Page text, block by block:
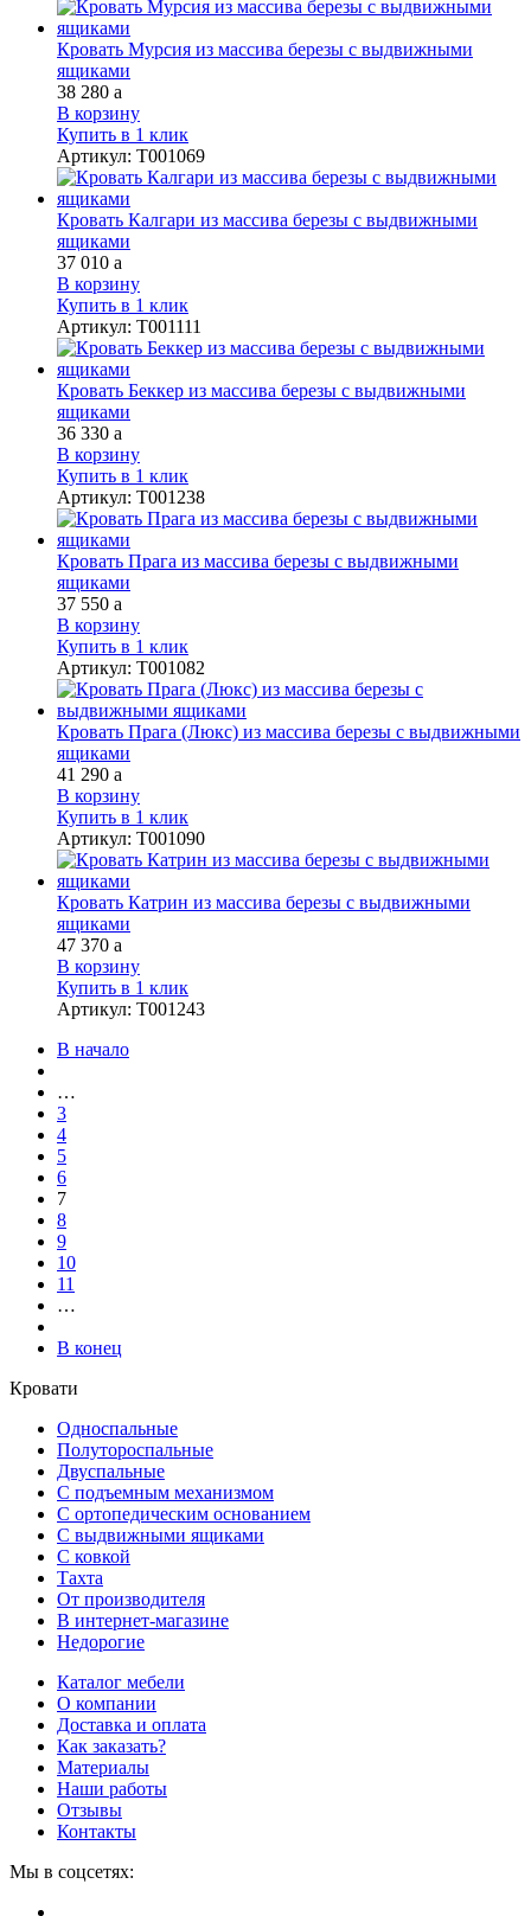
Кровать Мурсия из массива березы с выдвижными
ящиками
38 280 a
В корзину
Купить в 1 клик
Артикул: Т001069
Кровать Калгари из массива березы с выдвижными
ящиками
37 010 a
В корзину
Купить в 1 клик
Артикул: Т001111
Кровать Беккер из массива березы с выдвижными
ящиками
36 330 a
В корзину
Купить в 1 клик
Артикул: Т001238
Кровать Прага из массива березы с выдвижными
ящиками
37 550 a
В корзину
Купить в 1 клик
Артикул: Т001082
Кровать Прага (Люкс) из массива березы с выдвижными
ящиками
41 290 a
В корзину
Купить в 1 клик
Артикул: Т001090
Кровать Катрин из массива березы с выдвижными
ящиками
47 370 a
В корзину
Купить в 1 клик
Артикул: Т001243
В начало
…
3
4
5
6
7
8
9
10
11
…
В конец
Кровати
Односпальные
Полутороспальные
Двуспальные
С подъемным механизмом
С ортопедическим основанием
С выдвижными ящиками
С ковкой
Тахта
От производителя
В интернет-магазине
Недорогие
Каталог мебели
О компании
Доставка и оплата
Как заказать?
Материалы
Наши работы
Отзывы
Контакты
Мы в соцсетях: